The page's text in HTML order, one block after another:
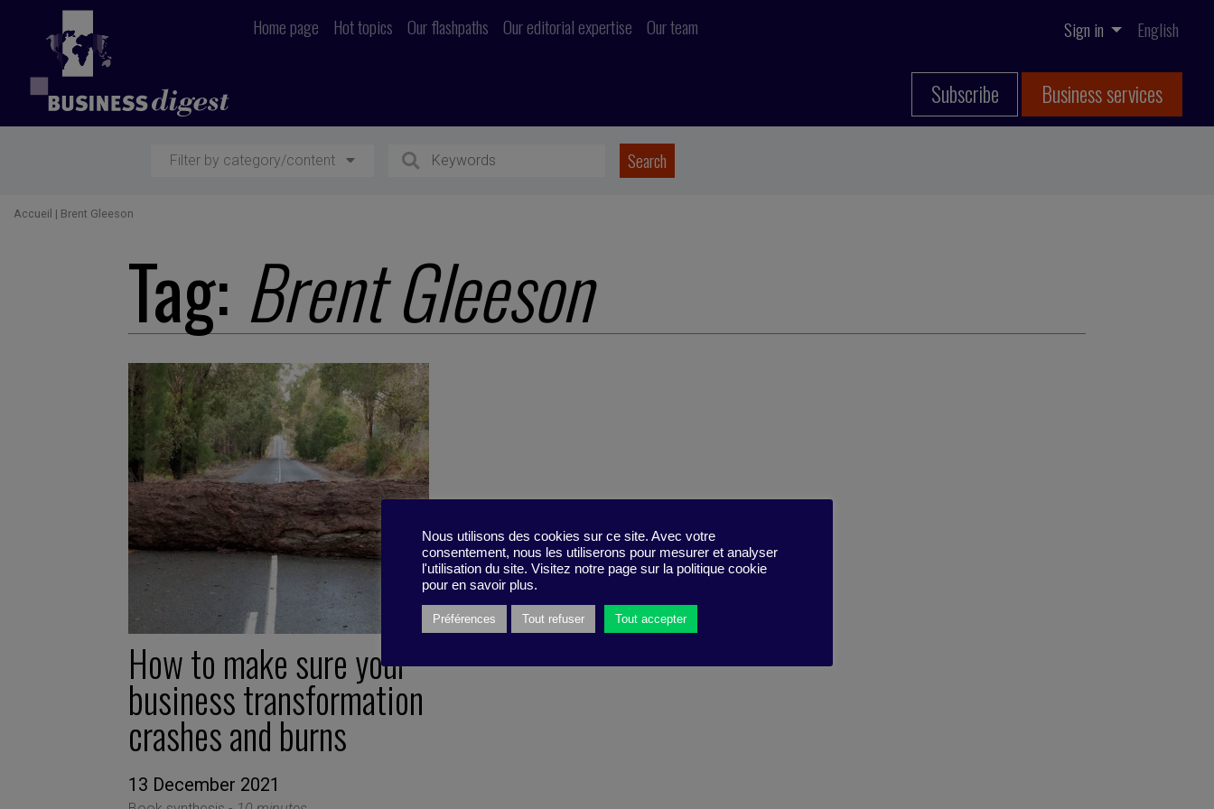
Home page Hot topics Our flashpaths Our editorial expertise Our team Sign in English
Subscribe Business services
Filter by category/content
Accueil | Brent Gleeson
Tag: Brent Gleeson
How to make sure your
business transformation
crashes and burns
13 December 2021
Nous utilisons des cookies sur ce site. Avec votre
consentement, nous les utiliserons pour mesurer et analyser
l'utilisation du site. Visitez notre page sur la politique cookie
pour en savoir plus.
Préférences Tout refuser Tout accepter